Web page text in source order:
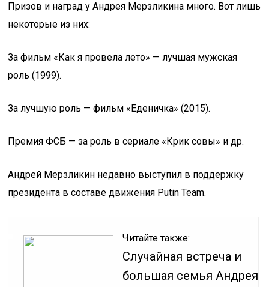
Призов и наград у Андрея Мерзликина много. Вот лишь
некоторые из них:
За фильм «Как я провела лето» — лучшая мужская
роль (1999).
За лучшую роль — фильм «Еденичка» (2015).
Премия ФСБ — за роль в сериале «Крик совы» и др.
Андрей Мерзликин недавно выступил в поддержку
президента в составе движения Putin Team.
Читайте также:
Случайная встреча и
большая семья Андрея